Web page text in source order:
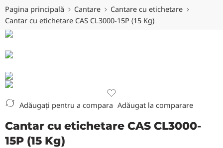
Pagina principală Cantare
Cantare cu etichetare
Cantar cu etichetare CAS CL3000-15P (15 Kg)
Adăugați pentru a compara Adăugat la comparare
Cantar cu etichetare CAS CL3000-
15P (15 Kg)